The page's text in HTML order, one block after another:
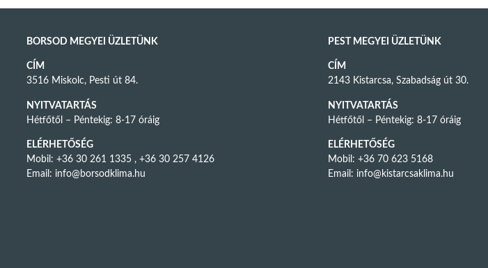
BORSOD MEGYEI ÜZLETÜNK
CÍM
3516 Miskolc, Pesti út 84.
NYITVATARTÁS
Hétfőtől – Péntekig: 8-17 óráig
ELÉRHETŐSÉG
Mobil: +36 30 261 1335 , +36 30 257 4126
Email: info@borsodklima.hu
PEST MEGYEI ÜZLETÜNK
CÍM
2143 Kistarcsa, Szabadság út 30.
NYITVATARTÁS
Hétfőtől – Péntekig: 8-17 óráig
ELÉRHETŐSÉG
Mobil: +36 70 623 5168
Email: info@kistarcsaklima.hu